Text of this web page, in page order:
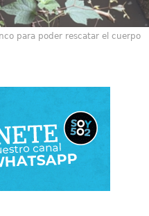
para poder rescatar el cuerpo